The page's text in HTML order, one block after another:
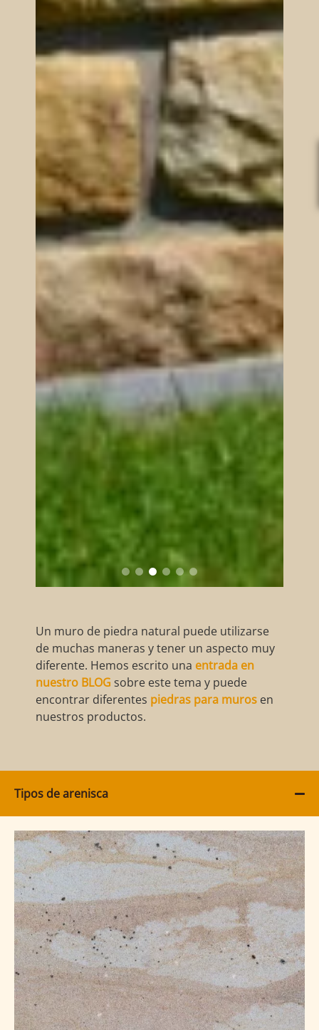
Un muro de piedra natural puede utilizarse
de muchas maneras y tener un aspecto muy
diferente. Hemos escrito una entrada en
nuestro BLOG sobre este tema y puede
encontrar diferentes piedras para muros en
nuestros productos.
Tipos de arenisca